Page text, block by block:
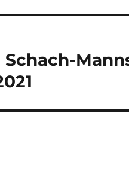
Schach-